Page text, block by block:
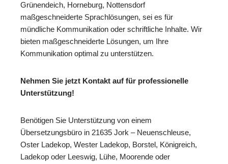
Grünendeich, Horneburg, Nottensdorf
maßgeschneiderte Sprachlösungen, sei es für
mündliche Kommunikation oder schriftliche Inhalte. Wir
bieten maßgeschneiderte Lösungen, um Ihre
Kommunikation optimal zu unterstützen.
Nehmen Sie jetzt Kontakt auf für professionelle
Unterstützung!
Benötigen Sie Unterstützung von einem
Übersetzungsbüro in 21635 Jork – Neuenschleuse,
Oster Ladekop, Wester Ladekop, Borstel, Königreich,
Ladekop oder Leeswig, Lühe, Moorende oder